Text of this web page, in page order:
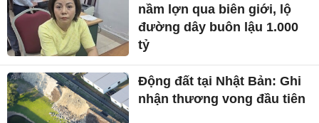
nầm lợn qua biên giới, lộ
đường dây buôn lậu 1.000
tỷ
Động đất tại Nhật Bản: Ghi
nhận thương vong đầu tiên